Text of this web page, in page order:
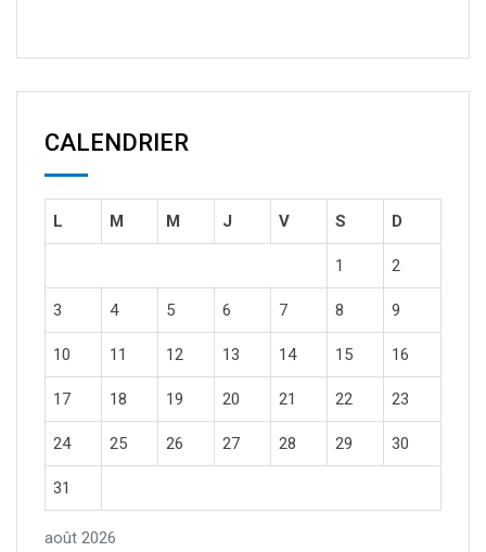
CALENDRIER
août 2026
L M M J V S D
1 2
3 4 5 6 7 8 9
10 11 12 13 14 15 16
17 18 19 20 21 22 23
24 25 26 27 28 29 30
31